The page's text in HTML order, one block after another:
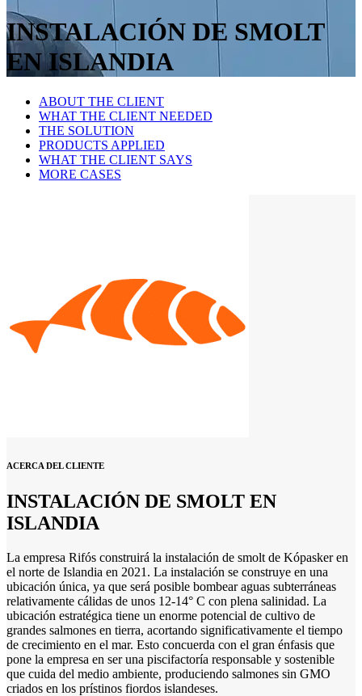
INSTALACIÓN DE SMOLT
EN ISLANDIA
ABOUT THE CLIENT
WHAT THE CLIENT NEEDED
THE SOLUTION
PRODUCTS APPLIED
WHAT THE CLIENT SAYS
MORE CASES
ACERCA DEL CLIENTE
INSTALACIÓN DE SMOLT EN
ISLANDIA
La empresa Rifós construirá la instalación de smolt de Kópasker en
el norte de Islandia en 2021. La instalación se construye en una
ubicación única, ya que será posible bombear aguas subterráneas
relativamente cálidas de unos 12-14° C con plena salinidad. La
ubicación estratégica tiene un enorme potencial de cultivo de
grandes salmones en tierra, acortando significativamente el tiempo
de crecimiento en el mar. Esto concuerda con el gran énfasis que
pone la empresa en ser una piscifactoría responsable y sostenible
que cuida del medio ambiente, produciendo salmones sin GMO
criados en los prístinos fiordos islandeses.